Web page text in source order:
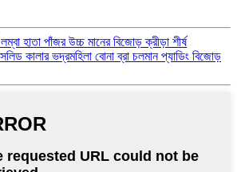
হাতা পাঁজর উচ্চ মানের বিজোড় ক্রীড়া শীর্ষ
কালার ভদ্রমহিলা বোনা ব্রা চলমান প্যাডিং বিজোড়